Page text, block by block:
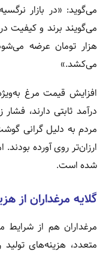
می‌گوید: «در بازار
هزار تومان عرضه
می‌کشد.»
افزایش قیمت مرغ
درآمد ثابتی دارند،
مردم به دلیل گرانی
ارزان‌تر روی آورده
شده است.
گلایه مرغداران از
مرغداران هم از
متعدد، هزینه‌های تولید